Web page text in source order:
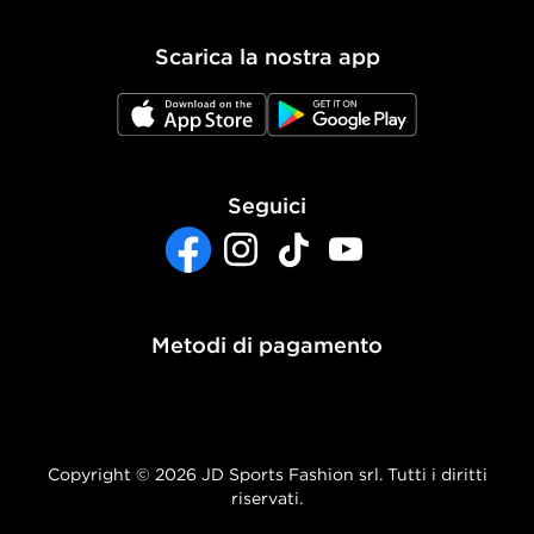
Impostazioni Cookie
Accessibilità
Scarica la nostra app
JD App Store JD Google Play
Seguici
Metodi di pagamento
Copyright © 2026 JD Sports Fashion srl. Tutti i diritti
riservati.